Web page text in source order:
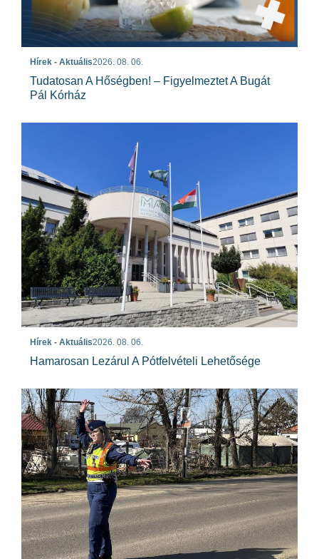
Hírek - Aktuális2026. 08. 06.
Tudatosan A Hőségben! – Figyelmeztet A Bugát
Pál Kórház
Hírek - Aktuális2026. 08. 06.
Hamarosan Lezárul A Pótfelvételi Lehetősége